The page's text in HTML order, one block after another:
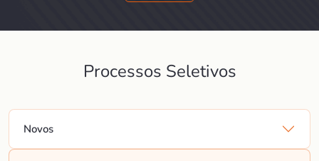
Processos Seletivos
Novos